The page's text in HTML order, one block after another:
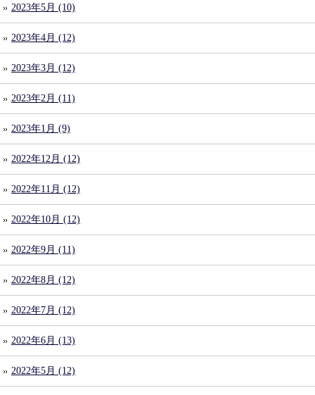
2023年5月 (10)
2023年4月 (12)
2023年3月 (12)
2023年2月 (11)
2023年1月 (9)
2022年12月 (12)
2022年11月 (12)
2022年10月 (12)
2022年9月 (11)
2022年8月 (12)
2022年7月 (12)
2022年6月 (13)
2022年5月 (12)